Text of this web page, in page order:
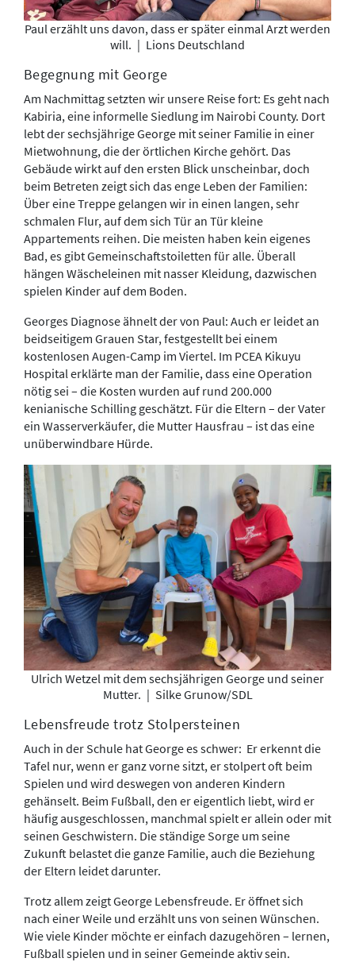
Paul erzählt uns davon, dass er später einmal Arzt werden
will. | Lions Deutschland
Begegnung mit George
Am Nachmittag setzten wir unsere Reise fort: Es geht nach
Kabiria, eine informelle Siedlung im Nairobi County. Dort
lebt der sechsjährige George mit seiner Familie in einer
Mietwohnung, die der örtlichen Kirche gehört. Das
Gebäude wirkt auf den ersten Blick unscheinbar, doch
beim Betreten zeigt sich das enge Leben der Familien:
Über eine Treppe gelangen wir in einen langen, sehr
schmalen Flur, auf dem sich Tür an Tür kleine
Appartements reihen. Die meisten haben kein eigenes
Bad, es gibt Gemeinschaftstoiletten für alle. Überall
hängen Wäscheleinen mit nasser Kleidung, dazwischen
spielen Kinder auf dem Boden.
Georges Diagnose ähnelt der von Paul: Auch er leidet an
beidseitigem Grauen Star, festgestellt bei einem
kostenlosen Augen-Camp im Viertel. Im PCEA Kikuyu
Hospital erklärte man der Familie, dass eine Operation
nötig sei – die Kosten wurden auf rund 200.000
kenianische Schilling geschätzt. Für die Eltern – der Vater
ein Wasserverkäufer, die Mutter Hausfrau – ist das eine
unüberwindbare Hürde.
Ulrich Wetzel mit dem sechsjährigen George und seiner
Mutter. | Silke Grunow/SDL
Lebensfreude trotz Stolpersteinen
Auch in der Schule hat George es schwer: Er erkennt die
Tafel nur, wenn er ganz vorne sitzt, er stolpert oft beim
Spielen und wird deswegen von anderen Kindern
gehänselt. Beim Fußball, den er eigentlich liebt, wird er
häufig ausgeschlossen, manchmal spielt er allein oder mit
seinen Geschwistern. Die ständige Sorge um seine
Zukunft belastet die ganze Familie, auch die Beziehung
der Eltern leidet darunter.
Trotz allem zeigt George Lebensfreude. Er öffnet sich
nach einer Weile und erzählt uns von seinen Wünschen.
Wie viele Kinder möchte er einfach dazugehören – lernen,
Fußball spielen und in seiner Gemeinde aktiv sein.